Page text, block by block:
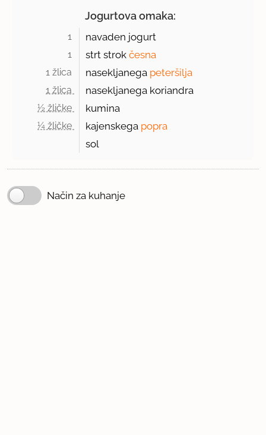
Jogurtova omaka:
1 navaden jogurt
1 strt strokčesna
1 žlica nasekljanega peteršilja
1 žlica nasekljanega koriandra
½ žličke kumina
¼ žličke kajenskega popra
sol
Način za kuhanje